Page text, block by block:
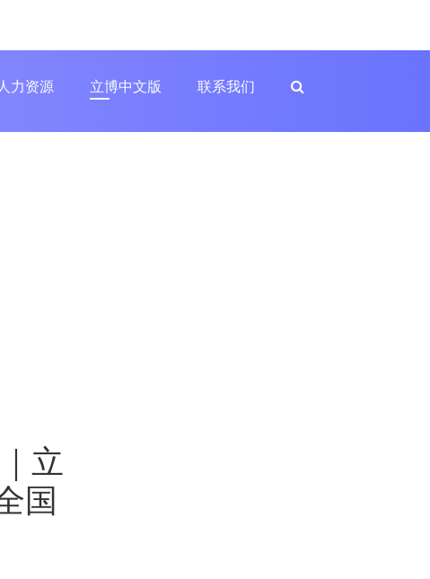
人力资源 立博中文版 联系我们
立
国